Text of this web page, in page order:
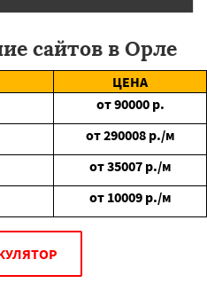
сайтов в Орле
ЦЕНА
от90000 р.
от290008 р./м
от35007 р./м
от 10009 р./м